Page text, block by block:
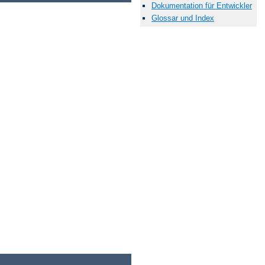
Dokumentation für Entwickler
Glossar und Index